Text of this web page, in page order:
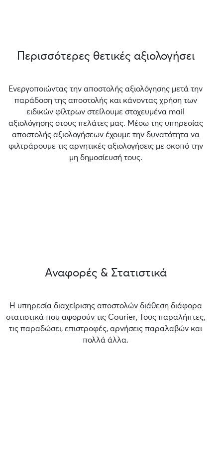
Περισσότερες θετικές αξιολογήσει
Ενεργοποιώντας την αποστολής αξιολόγησης μετά την
παράδοση της αποστολής και κάνοντας χρήση των
ειδικών φίλτρων στείλουμε στοχευμένα mail
αξιολόγησης στους πελάτες μας. Μέσω της υπηρεσίας
αποστολής αξιολογήσεων έχουμε την δυνατότητα να
φιλτράρουμε τις αρνητικές αξιολογήσεις με σκοπό την
μη δημοσίευσή τους.
Αναφορές & Στατιστικά
Η υπηρεσία διαχείρισης αποστολών διάθεση διάφορα
στατιστικά που αφορούν τις Courier, Τους παραλήπτες,
τις παραδώσει, επιστροφές, αρνήσεις παραλαβών και
πολλά άλλα.